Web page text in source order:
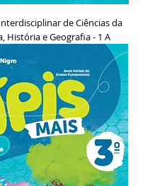
de Ciências da
História e Geografia - 1 A